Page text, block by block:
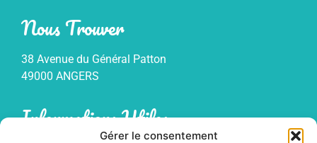
Gérer le consentement
Nous Trouver
38 Avenue du Général Patton
49000 ANGERS
Informations Utiles